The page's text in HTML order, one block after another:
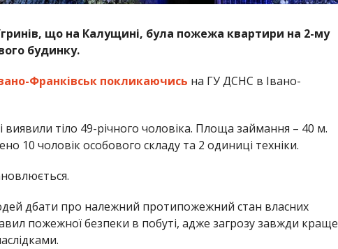
що на Калущині, була пожежа квартири на 2-му
будинку.
Франківськ покликаючись на ГУ ДСНС в Івано-
виявили тіло 49-річного чоловіка. Площа займання – 40 м.
10 чоловік особового складу та 2 одиниці техніки.
дбати про належний протипожежний стан власних
пожежної безпеки в побуті, адже загрозу завжди краще